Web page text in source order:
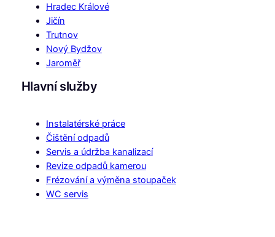
Hradec Králové
Jičín
Trutnov
Nový Bydžov
Jaroměř
Hlavní služby
Instalatérské práce
Čištění odpadů
Servis a údržba kanalizací
Revize odpadů kamerou
Frézování a výměna stoupaček
WC servis